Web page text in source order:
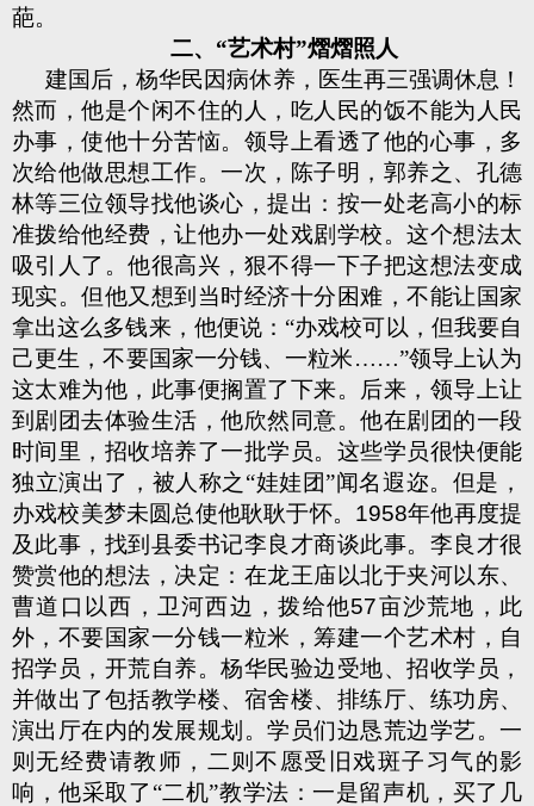
葩。
二、“艺术村”熠熠照人
建国后，杨华民因病休养，医生再三强调休息！
然而，他是个闲不住的人，吃人民的饭不能为人民
办事，使他十分苦恼。领导上看透了他的心事，多
次给他做思想工作。一次，陈子明，郭养之、孔德
林等三位领导找他谈心，提出：按一处老高小的标
准拨给他经费，让他办一处戏剧学校。这个想法太
吸引人了。他很高兴，狠不得一下子把这想法变成
现实。但他又想到当时经济十分困难，不能让国家
拿出这么多钱来，他便说：“办戏校可以，但我要自
己更生，不要国家一分钱、一粒米……”领导上认为
这太难为他，此事便搁置了下来。后来，领导上让
到剧团去体验生活，他欣然同意。他在剧团的一段
时间里，招收培养了一批学员。这些学员很快便能
独立演出了，被人称之“娃娃团”闻名遐迩。但是，
办戏校美梦未圆总使他耿耿于怀。 1958年他再度提
及此事，找到县委书记李良才商谈此事。李良才很
赞赏他的想法，决定：在龙王庙以北于夹河以东、
曹道口以西，卫河西边，拨给他57亩沙荒地，此
外，不要国家一分钱一粒米，筹建一个艺术村，自
招学员，开荒自养。杨华民验边受地、招收学员，
并做出了包括教学楼、宿舍楼、排练厅、练功房、
演出厅在内的发展规划。学员们边恳荒边学艺。一
则无经费请教师，二则不愿受旧戏斑子习气的影
响，他采取了“二机”教学法：一是留声机，买了几